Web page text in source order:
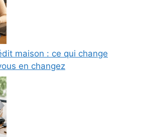
maison : ce qui change
en changez